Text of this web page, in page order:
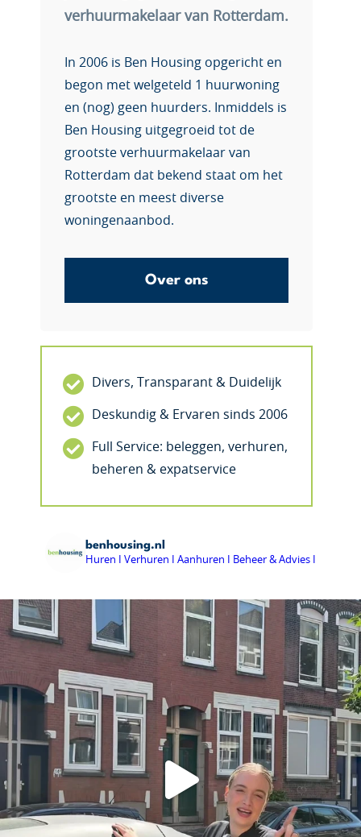
verhuurmakelaar van Rotterdam.
In 2006 is Ben Housing opgericht en
begon met welgeteld 1 huurwoning
en (nog) geen huurders. Inmiddels is
Ben Housing uitgegroeid tot de
grootste verhuurmakelaar van
Rotterdam dat bekend staat om het
grootste en meest diverse
woningenaanbod.
Over ons
Divers, Transparant & Duidelijk
Deskundig & Ervaren sinds 2006
Full Service: beleggen, verhuren,
beheren & expatservice
benhousing.nl
Huren I Verhuren I Aanhuren I Beheer & Advies I